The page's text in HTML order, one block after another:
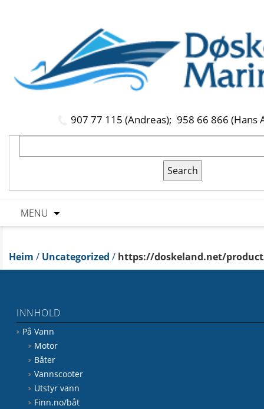
907 77 115 (Andreas); 958 66 866 (Hans
MENU
Heim / Uncategorized / https://doskeland.net/
INNHOLD
På Vann
Motor
Båter
Vannscooter
Utstyr vann
Finn.no/båt